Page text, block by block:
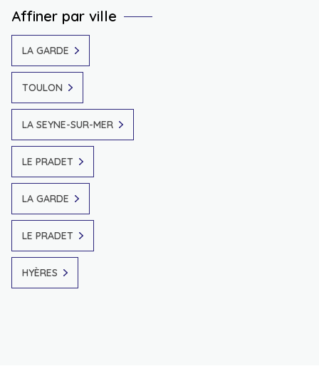
Affiner par ville
LA GARDE
TOULON
LA SEYNE-SUR-MER
LE PRADET
LA GARDE
LE PRADET
HYÈRES